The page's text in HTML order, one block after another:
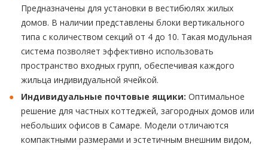
Предназначены для установки в вестибюлях жилых
домов. В наличии представлены блоки вертикального
типа с количеством секций от 4 до 10. Такая модульная
система позволяет эффективно использовать
пространство входных групп, обеспечивая каждого
жильца индивидуальной ячейкой.
Индивидуальные почтовые ящики: Оптимальное
решение для частных коттеджей, загородных домов или
небольших офисов в Самаре. Модели отличаются
компактными размерами и эстетичным внешним видом,